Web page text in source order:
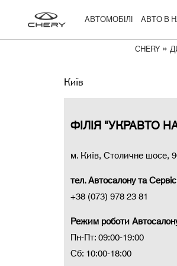
АВТОМОБІЛІ АВТО В
CHERY»
Київ
ФІЛІЯ "УКРАВТО
м. Київ, Столичне шосе,
тел. Автосалону та
+38 (073) 978 23 81
Режим роботи
Пн-Пт: 09:00-19:00
Сб: 10:00-18:00